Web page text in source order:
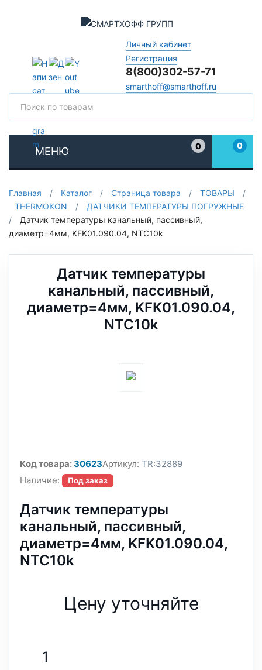
Личный кабинет
Регистрация
8(800)302-57-71
smarthoff@smarthoff.ru
МЕНЮ
0
0
Главная / Каталог / Страница товара / ТОВАРЫ
/
THERMOKON
/
ДАТЧИКИ ТЕМПЕРАТУРЫ ПОГРУЖНЫЕ
/
Датчик температуры канальный, пассивный,
диаметр=4мм, KFK01.090.04, NTC10k
Датчик температуры
канальный, пассивный,
диаметр=4мм, KFK01.090.04,
NTC10k
Код товара:30623Артикул: TR:32889
Наличие:
Под заказ
Датчик температуры
канальный, пассивный,
диаметр=4мм, KFK01.090.04,
NTC10k
Цену уточняйте